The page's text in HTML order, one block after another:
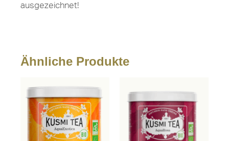
ausgezeichnet!
Ähnliche Produkte